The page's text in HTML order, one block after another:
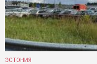
ЭСТОНИЯ